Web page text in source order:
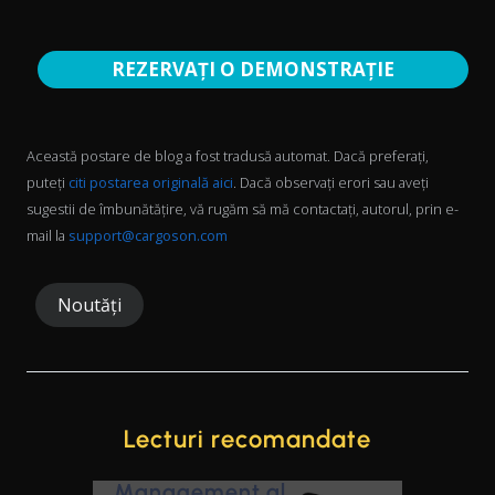
REZERVAȚI O DEMONSTRAȚIE
Această postare de blog a fost tradusă automat. Dacă preferați,
puteți citi postarea originală aici. Dacă observați erori sau aveți
sugestii de îmbunătățire, vă rugăm să mă contactați, autorul, prin e-
mail la support@cargoson.com
Noutăți
Lecturi recomandate